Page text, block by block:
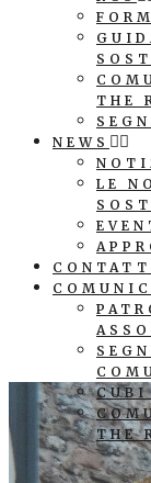
THE
NEWS
LE
CUBI
THE